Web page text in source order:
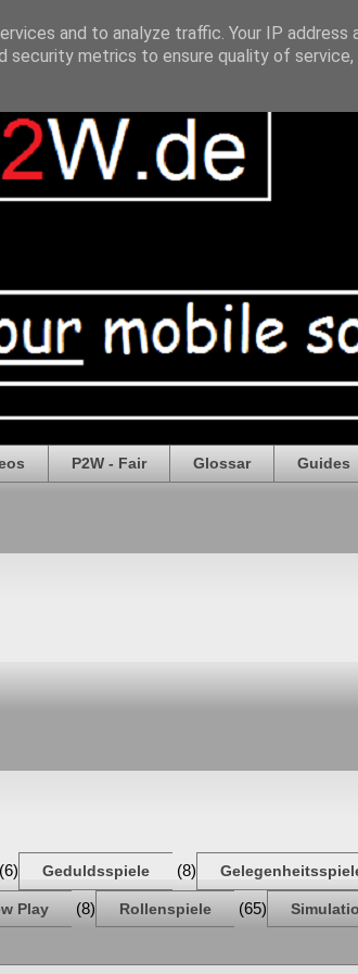
P2W - Fair Glossar Guides
(6) Geduldsspiele (8)
Play (8) Rollenspiele (65)
and to analyze traffic. Your IP address
security metrics to ensure quality of service,